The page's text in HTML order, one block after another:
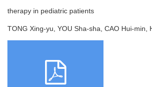
therapy in pediatric patients
TONG Xing-yu, YOU Sha-sha, CAO Hui-